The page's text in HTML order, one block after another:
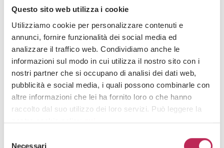
Questo sito web utilizza i cookie
Utilizziamo cookie per personalizzare contenuti e
annunci, fornire funzionalità dei social media ed
analizzare il traffico web. Condividiamo anche le
informazioni sul modo in cui utilizza il nostro sito con i
nostri partner che si occupano di analisi dei dati web,
pubblicità e social media, i quali possono combinarle con
altre informazioni che lei ha fornito loro o che hanno
raccolto dal suo utilizzo dei loro servizi. Può leggere la
nostra cookie policyqui.
Attenzione: chiudendo questo banner, cliccando in
Necessari
Competencias
GOVERNANCE & RESPONSIBILITY
EXPERTISE